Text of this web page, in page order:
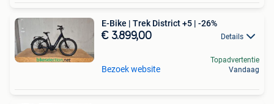
E-Bike | Trek District +5 | -26%
€ 3.899,00 Details
Bezoek website
Topadvertentie
Vandaag